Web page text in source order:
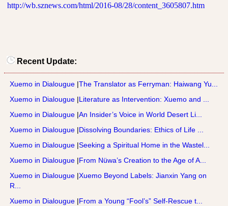
http://wb.sznews.com/html/2016-08/28/content_3605807.htm
Recent Update:
Xuemo in Dialougue |The Translator as Ferryman: Haiwang Yu...
Xuemo in Dialougue |Literature as Intervention: Xuemo and ...
Xuemo in Dialougue |An Insider’s Voice in World Desert Li...
Xuemo in Dialougue |Dissolving Boundaries: Ethics of Life ...
Xuemo in Dialougue |Seeking a Spiritual Home in the Wastel...
Xuemo in Dialougue |From Nüwa’s Creation to the Age of A...
Xuemo in Dialougue |Xuemo Beyond Labels: Jianxin Yang on
R...
Xuemo in Dialougue |From a Young “Fool’s” Self-Rescue t...